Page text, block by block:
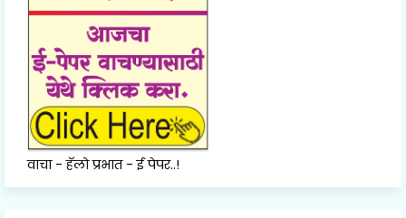
वाचा - हॅलो प्रभात - ई पेपर..!